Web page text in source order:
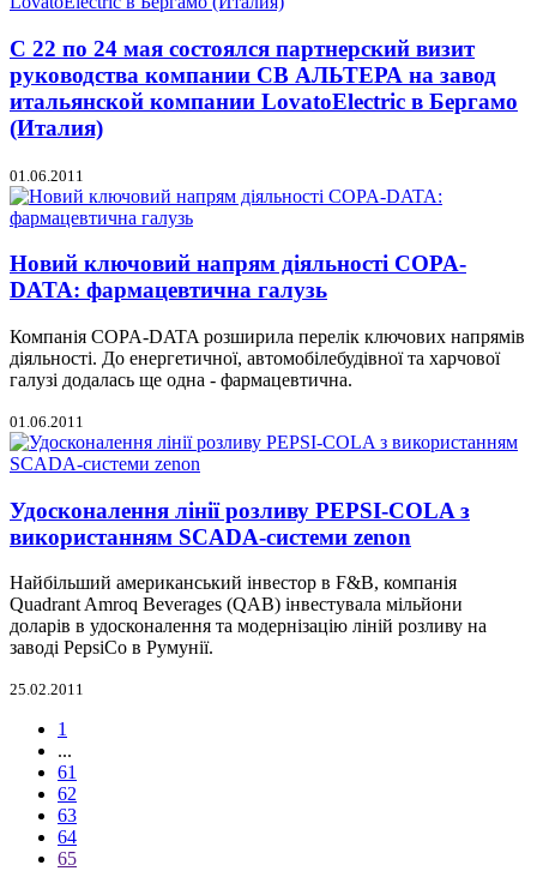
С 22 по 24 мая состоялся партнерский визит
руководства компании СВ АЛЬТЕРА на завод
итальянской компании LovatoElectric в Бергамо
(Италия)
01.06.2011
Новий ключовий напрям діяльності COPA-
DATA: фармацевтична галузь
Компанія COPA-DATA розширила перелік ключових напрямів
діяльності. До енергетичної, автомобілебудівної та харчової
галузі додалась ще одна - фармацевтична.
01.06.2011
Удосконалення лінії розливу PEPSI-COLA з
використанням SCADA-системи zenon
Найбільший американський інвестор в F&B, компанія
Quadrant Amroq Beverages (QAB) інвестувала мільйони
доларів в удосконалення та модернізацію ліній розливу на
заводі PepsiCo в Румунії.
25.02.2011
1
...
61
62
63
64
65